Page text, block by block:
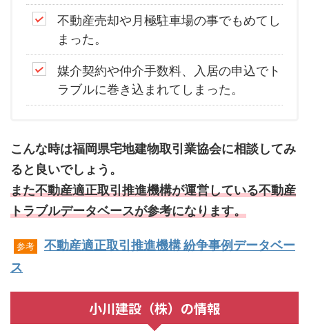
不動産売却や月極駐車場の事でもめてし
まった。
媒介契約や仲介手数料、入居の申込でト
ラブルに巻き込まれてしまった。
こんな時は福岡県宅地建物取引業協会に相談してみ
ると良いでしょう。
また不動産適正取引推進機構が運営している不動産
トラブルデータベースが参考になります。
参考
不動産適正取引推進機構 紛争事例データベー
ス
小川建設（株）の情報